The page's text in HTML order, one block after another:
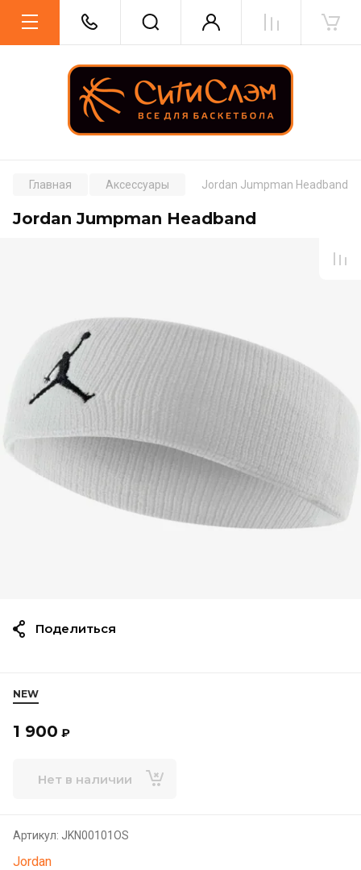
Главная Аксессуары Jordan Jumpman Headband
Jordan Jumpman Headband
NEW
1 900 ₽
Нет в наличии
Артикул: JKN00101OS
Jordan
Поделиться